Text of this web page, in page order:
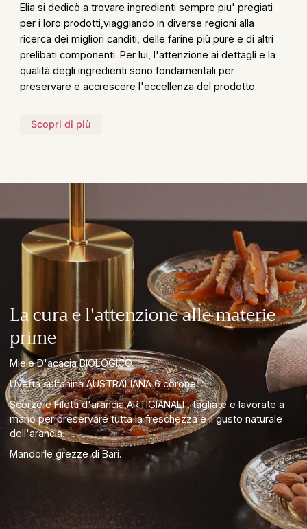
Elia si dedicò a trovare ingredienti sempre piu' pregiati
per i loro prodotti,viaggiando in diverse regioni alla
ricerca dei migliori canditi, delle farine più pure e di altri
prelibati componenti. Per lui, l'attenzione ai dettagli e la
qualità degli ingredienti sono fondamentali per
preservare e accrescere l'eccellenza del prodotto.
Scopri di più
La cura e l'attenzione alle materie
prime
Miele D'acacia BIOLOGICO.
Uvetta sultanina AUSTRALIANA 6 corone.
Scorze e Filetti d'arancia ARTIGIANALI , tagliate e lavorate a
mano per preservare tutta la freschezza e il gusto naturale
dell'arancia.
Mandorle grezze di Bari.